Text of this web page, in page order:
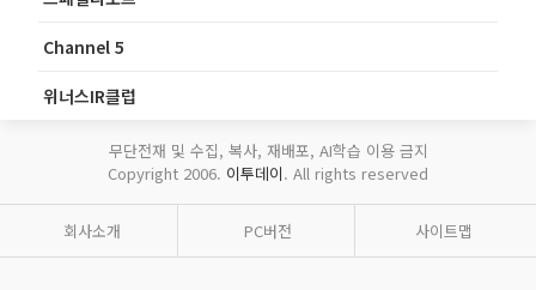
Channel 5
위너스IR클럽
무단전재 및 수집, 복사, 재배포, AI학습 이용 금지
Copyright 2006. 이투데이. All rights reserved
회사소개 PC버전 사이트맵